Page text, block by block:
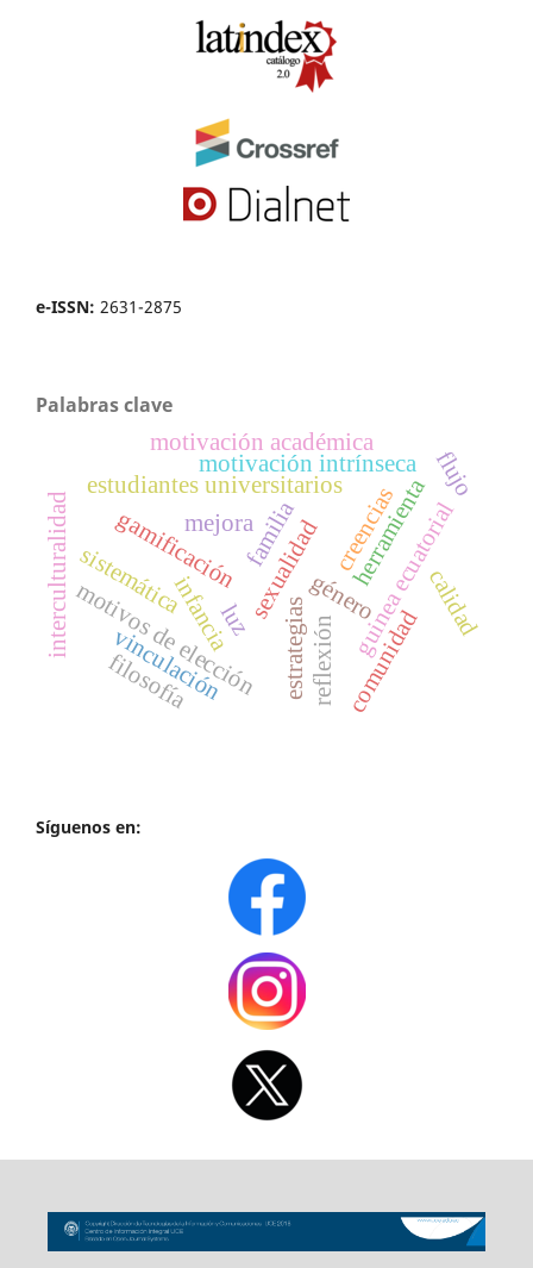
e-ISSN: 2631-2875
Palabras clave
creencias
familia
género
infanciasexualidad
estudiantes universitarios
guinea ecuatorial
motivos de elección estrategias
gamificación
motivación intrínseca
motivación académica
comunidad
interculturalidad
vinculación
calidad
herramienta
mejora
sistemática
filosofía reflexión
luz
flujo
Síguenos en: